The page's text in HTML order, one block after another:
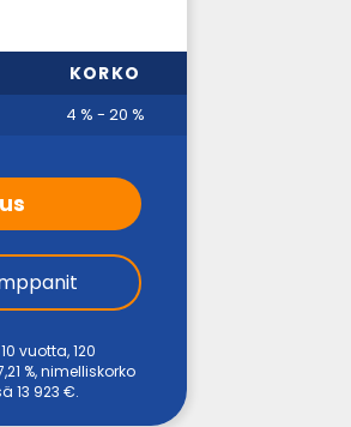
KORKO
4 % - 20 %
vuotta, 120
%, nimelliskorko
13 923 €.